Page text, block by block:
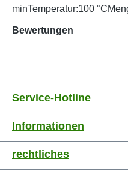
minTemperatur:100
Bewertungen
Service-Hotline
Informationen
rechtliches